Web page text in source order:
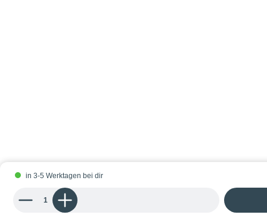
Produkt Anzahl: Gib den gewünschten Wert ein oder benutze die
in 3-5 Werktagen bei dir